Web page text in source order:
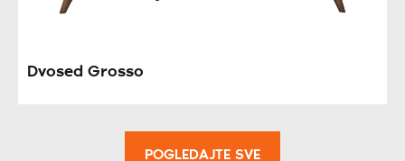
Dvosed Grosso
POGLEDAJTE SVE